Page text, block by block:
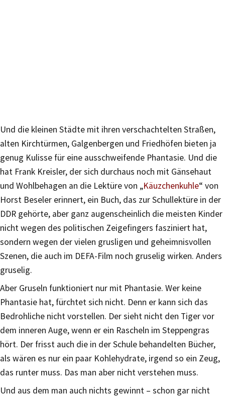
Und die kleinen Städte mit ihren verschachtelten Straßen,
alten Kirchtürmen, Galgenbergen und Friedhöfen bieten ja
genug Kulisse für eine ausschweifende Phantasie. Und die
hat Frank Kreisler, der sich durchaus noch mit Gänsehaut
und Wohlbehagen an die Lektüre von „Käuzchenkuhle“ von
Horst Beseler erinnert, ein Buch, das zur Schullektüre in der
DDR gehörte, aber ganz augenscheinlich die meisten Kinder
nicht wegen des politischen Zeigefingers fasziniert hat,
sondern wegen der vielen grusligen und geheimnisvollen
Szenen, die auch im DEFA-Film noch gruselig wirken. Anders
gruselig.
Aber Gruseln funktioniert nur mit Phantasie. Wer keine
Phantasie hat, fürchtet sich nicht. Denn er kann sich das
Bedrohliche nicht vorstellen. Der sieht nicht den Tiger vor
dem inneren Auge, wenn er ein Rascheln im Steppengras
hört. Der frisst auch die in der Schule behandelten Bücher,
als wären es nur ein paar Kohlehydrate, irgend so ein Zeug,
das runter muss. Das man aber nicht verstehen muss.
Und aus dem man auch nichts gewinnt – schon gar nicht